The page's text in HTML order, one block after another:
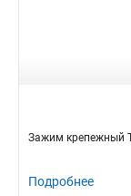
Зажим крепежный
Подробнее